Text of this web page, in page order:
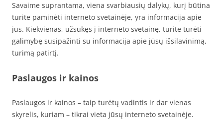
Savaime suprantama, viena svarbiausių dalykų, kurį būtina
turite paminėti interneto svetainėje, yra informacija apie
jus. Kiekvienas, užsukęs į interneto svetainę, turite turėti
galimybę susipažinti su informacija apie jūsų išsilavinimą,
turimą patirtį.
Paslaugos ir kainos
Paslaugos ir kainos – taip turėtų vadintis ir dar vienas
skyrelis, kuriam – tikrai vieta jūsų interneto svetainėje.